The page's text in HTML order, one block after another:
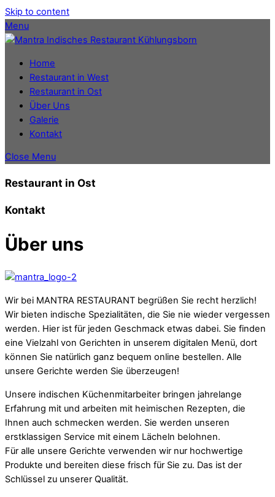
Skip to content
Menu
Home
Restaurant in West
Restaurant in Ost
Über Uns
Galerie
Kontakt
Close Menu
Restaurant in Ost
Kontakt
Über uns
Wir bei MANTRA RESTAURANT begrüßen Sie recht herzlich!
Wir bieten indische Spezialitäten, die Sie nie wieder vergessen
werden. Hier ist für jeden Geschmack etwas dabei. Sie finden
eine Vielzahl von Gerichten in unserem digitalen Menü, dort
können Sie natürlich ganz bequem online bestellen. Alle
unsere Gerichte werden Sie überzeugen!
Unsere indischen Küchenmitarbeiter bringen jahrelange
Erfahrung mit und arbeiten mit heimischen Rezepten, die
Ihnen auch schmecken werden. Sie werden unseren
erstklassigen Service mit einem Lächeln belohnen.
Für alle unsere Gerichte verwenden wir nur hochwertige
Produkte und bereiten diese frisch für Sie zu. Das ist der
Schlüssel zu unserer Qualität.